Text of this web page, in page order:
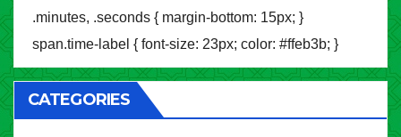
.minutes, .seconds { margin-bottom: 15px; }
span.time-label { font-size: 23px; color: #ffeb3b; }
CATEGORIES